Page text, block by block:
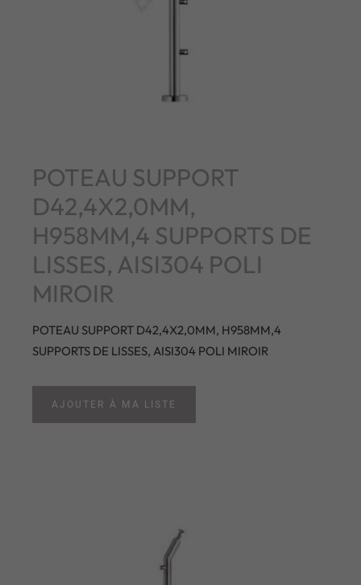
POTEAU SUPPORT
D42,4X2,0MM,
H958MM,4 SUPPORTS DE
LISSES, AISI304 POLI
MIROIR
POTEAU SUPPORT D42,4X2,0MM, H958MM,4
SUPPORTS DE LISSES, AISI304 POLI MIROIR
AJOUTER À MA LISTE